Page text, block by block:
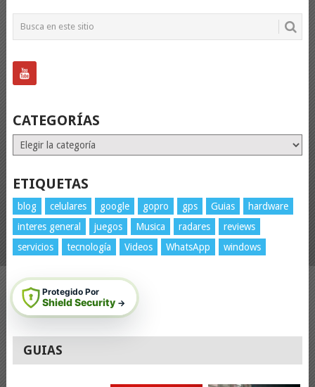
CATEGORÍAS
Categorías
ETIQUETAS
blog celulares google gopro gps Guias
hardware
interes general
juegos Musica radares
reviews
servicios
tecnología Videos WhatsApp windows
Protegido Por
Shield Security →
GUIAS